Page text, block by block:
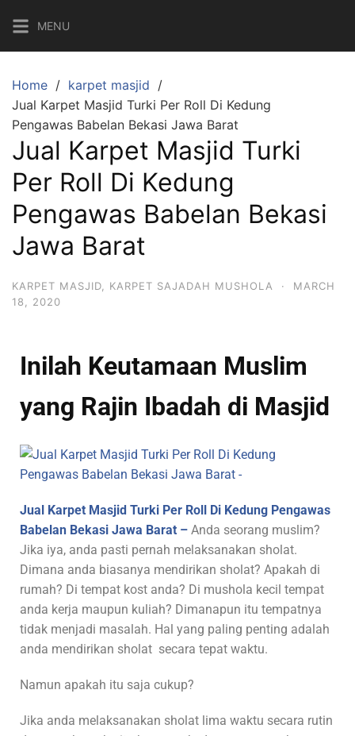
MENU
Home
karpet masjid
Jual Karpet Masjid Turki Per Roll Di Kedung
Pengawas Babelan Bekasi Jawa Barat
Jual Karpet Masjid Turki
Per Roll Di Kedung
Pengawas Babelan Bekasi
Jawa Barat
KARPET MASJID KARPET SAJADAH MUSHOLA ·
MARCH
18, 2020
Inilah Keutamaan Muslim
yang Rajin Ibadah di Masjid
Jual Karpet Masjid Turki Per Roll Di Kedung Pengawas
Babelan Bekasi Jawa Barat – Anda seorang muslim?
Jika iya, anda pasti pernah melaksanakan sholat.
Dimana anda biasanya mendirikan sholat? Apakah di
rumah? Di tempat kost anda? Di mushola kecil tempat
anda kerja maupun kuliah? Dimanapun itu tempatnya
tidak menjadi masalah. Hal yang paling penting adalah
anda mendirikan sholat secara tepat waktu.
Namun apakah itu saja cukup?
Jika anda melaksanakan sholat lima waktu secara rutin